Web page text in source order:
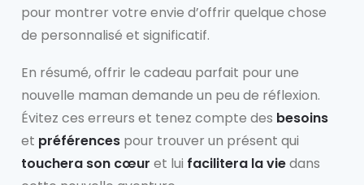
pour montrer votre envie d’offrir quelque chose
de personnalisé et significatif.
En résumé, offrir le cadeau parfait pour une
nouvelle maman demande un peu de réflexion.
Évitez ces erreurs et tenez compte des besoins
et préférences pour trouver un présent qui
touchera son cœur et lui facilitera la viedans